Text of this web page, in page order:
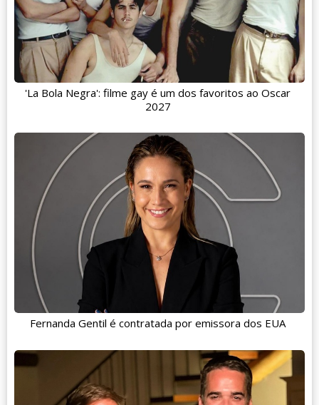
'La Bola Negra': filme gay é um dos favoritos ao Oscar
2027
Fernanda Gentil é contratada por emissora dos EUA